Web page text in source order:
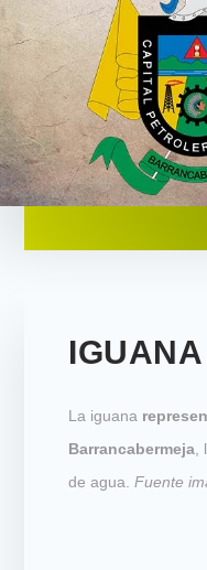
IGUANA
La iguana
Barrancabermeja
de agua. Fuente